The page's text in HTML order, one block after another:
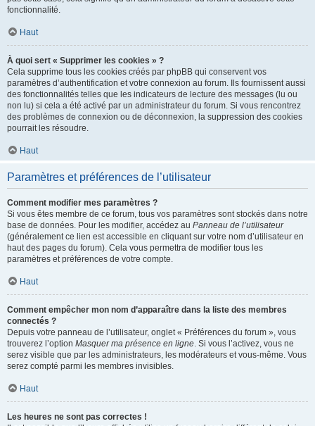
fonctionnalité.
Haut
À quoi sert « Supprimer les cookies » ?
Cela supprime tous les cookies créés par phpBB qui conservent vos
paramètres d’authentification et votre connexion au forum. Ils fournissent aussi
des fonctionnalités telles que les indicateurs de lecture des messages (lu ou
non lu) si cela a été activé par un administrateur du forum. Si vous rencontrez
des problèmes de connexion ou de déconnexion, la suppression des cookies
pourrait les résoudre.
Haut
Paramètres et préférences de l’utilisateur
Comment modifier mes paramètres ?
Si vous êtes membre de ce forum, tous vos paramètres sont stockés dans notre
base de données. Pour les modifier, accédez au Panneau de l’utilisateur
(généralement ce lien est accessible en cliquant sur votre nom d’utilisateur en
haut des pages du forum). Cela vous permettra de modifier tous les
paramètres et préférences de votre compte.
Haut
Comment empêcher mon nom d’apparaître dans la liste des membres
connectés ?
Depuis votre panneau de l’utilisateur, onglet « Préférences du forum », vous
trouverez l’option Masquer ma présence en ligne. Si vous l’activez, vous ne
serez visible que par les administrateurs, les modérateurs et vous-même. Vous
serez compté parmi les membres invisibles.
Haut
Les heures ne sont pas correctes !